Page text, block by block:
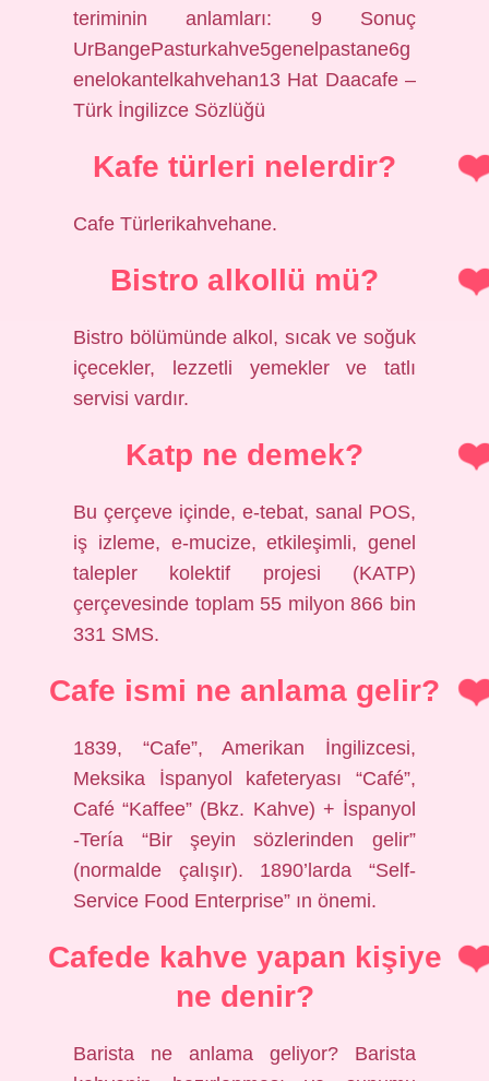
teriminin anlamları: 9 Sonuç
UrBangePasturkahve5genelpastane6g
enelokantelkahvehan13 Hat Daacafe –
Türk İngilizce Sözlüğü
Kafe türleri nelerdir?
Cafe Türlerikahvehane.
Bistro alkollü mü?
Bistro bölümünde alkol, sıcak ve soğuk
içecekler, lezzetli yemekler ve tatlı
servisi vardır.
Katp ne demek?
Bu çerçeve içinde, e-tebat, sanal POS,
iş izleme, e-mucize, etkileşimli, genel
talepler kolektif projesi (KATP)
çerçevesinde toplam 55 milyon 866 bin
331 SMS.
Cafe ismi ne anlama gelir?
1839, “Cafe”, Amerikan İngilizcesi,
Meksika İspanyol kafeteryası “Café”,
Café “Kaffee” (Bkz. Kahve) + İspanyol
-Tería “Bir şeyin sözlerinden gelir”
(normalde çalışır). 1890’larda “Self-
Service Food Enterprise” ın önemi.
Cafede kahve yapan kişiye
ne denir?
Barista ne anlama geliyor? Barista